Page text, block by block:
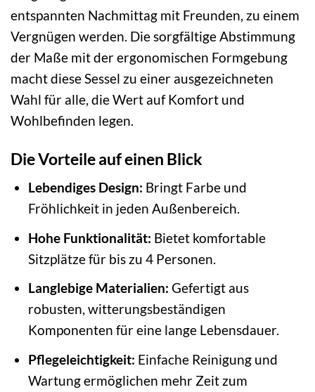
entspannten Nachmittag mit Freunden, zu einem
Vergnügen werden. Die sorgfältige Abstimmung
der Maße mit der ergonomischen Formgebung
macht diese Sessel zu einer ausgezeichneten
Wahl für alle, die Wert auf Komfort und
Wohlbefinden legen.
Die Vorteile auf einen Blick
Lebendiges Design: Bringt Farbe und
Fröhlichkeit in jeden Außenbereich.
Hohe Funktionalität: Bietet komfortable
Sitzplätze für bis zu 4 Personen.
Langlebige Materialien: Gefertigt aus
robusten, witterungsbeständigen
Komponenten für eine lange Lebensdauer.
Pflegeleichtigkeit: Einfache Reinigung und
Wartung ermöglichen mehr Zeit zum